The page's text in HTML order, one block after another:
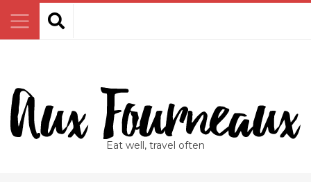
Eat well, travel often